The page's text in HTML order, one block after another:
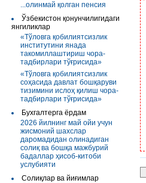
...олинмай қолган пенсия
Ўзбекистон қонунчилигидаги
янгиликлар
«Тўловга қобилиятсизлик
институтини янада
такомиллаштириш чора-
тадбирлари тўғрисида»
«Тўловга қобилиятсизлик
соҳасида давлат бошқаруви
тизимини ислоҳ қилиш чора-
тадбирлари тўғрисида»
Бухгалтерга ёрдам
2026 йилнинг май ойи учун
жисмоний шахслар
даромадидан олинадиган
солиқ ва бошқа мажбурий
бадаллар ҳисоб-китоби
услубияти
Солиқлар ва йиғимлар